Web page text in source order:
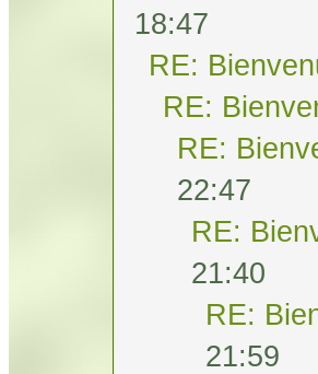
18:47
RE:
RE:
RE:
22:47
RE:
21:40
RE:
21:59